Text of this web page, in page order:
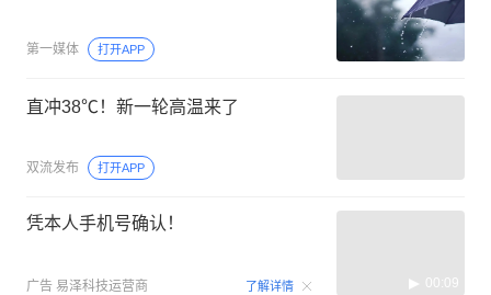
第一媒体 打开APP
直冲38℃！新一轮高温来了
双流发布 打开APP
凭本人手机号确认！
广告 易泽科技运营商 了解详情 00:09